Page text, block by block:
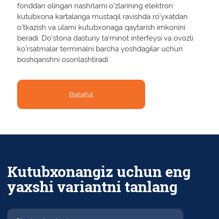
fonddan olingan nashrlarni o'zlarining elektron
kutubxona kartalariga mustaqil ravishda ro'yxatdan
o'tkazish va ularni kutubxonaga qaytarish imkonini
beradi. Do'stona dasturiy ta'minot interfeysi va ovozli
ko'rsatmalar terminalni barcha yoshdagilar uchun
boshqarishni osonlashtiradi.
Batafsil
ro'yxatdan o'tkazish va ularni kutubxonaga qaytarish
imkonini beradi. Shuningdek, foydalanuvchi o'z
formulyarining holatini tekshirishi, uning qarzlari va qaytarish
muddatlari to'g'risida bilib olishi mumkin.
uchun adabiyotlarni izlash va tanlashga yordam bera oladi.
Batafsil
Batafsil
Kutubxonangiz uchun eng
yaxshi variantni tanlang